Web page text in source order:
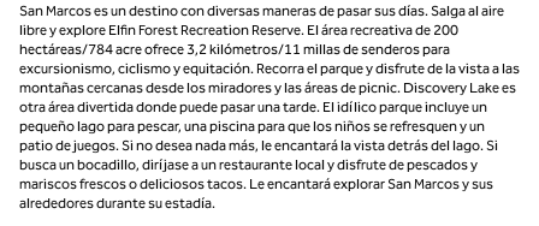
San Marcos es un destino con diversas maneras de pasar sus días. Salga al aire
libre y explore Elfin Forest Recreation Reserve. El área recreativa de 200
hectáreas/784 acre ofrece 3,2 kilómetros/11 millas de senderos para
excursionismo, ciclismo y equitación. Recorra el parque y disfrute de la vista a las
montañas cercanas desde los miradores y las áreas de picnic. Discovery Lake es
otra área divertida donde puede pasar una tarde. El idílico parque incluye un
pequeño lago para pescar, una piscina para que los niños se refresquen y un
patio de juegos. Si no desea nada más, le encantará la vista detrás del lago. Si
busca un bocadillo, diríjase a un restaurante local y disfrute de pescados y
mariscos frescos o deliciosos tacos. Le encantará explorar San Marcos y sus
alrededores durante su estadía.